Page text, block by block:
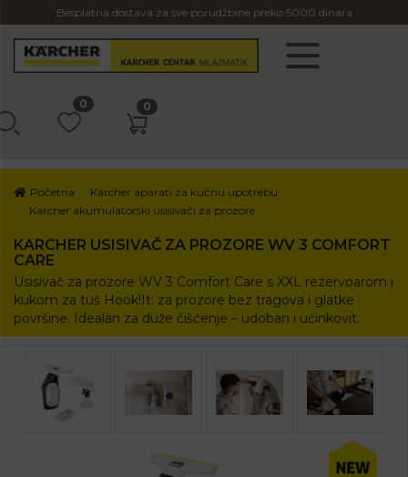
Besplatna dostava za sve porudžbine preko 5000 dinara
0 0
Početna
Karcher aparati za kućnu upotrebu
Karcher akumulatorski usisivači za prozore
KARCHER USISIVAČ ZA PROZORE WV 3 COMFORT
CARE
Usisivač za prozore WV 3 Comfort Care s XXL rezervoarom i
kukom za tuš Hook!It: za prozore bez tragova i glatke
površine. Idealan za duže čišćenje – udoban i učinkovit.